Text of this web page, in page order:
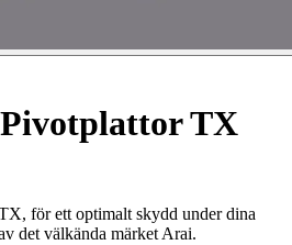
Pivotplattor TX
för ett optimalt skydd under dina
det välkända märket Arai.